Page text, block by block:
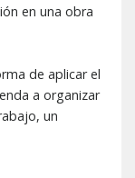
en una obra
de aplicar el
a organizar
un